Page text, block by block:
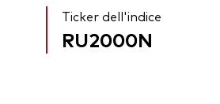
Ticker dell'indice
RU2000N